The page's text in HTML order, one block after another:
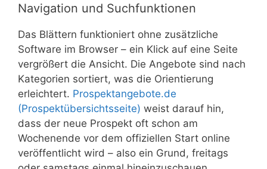
Navigation und Suchfunktionen
Das Blättern funktioniert ohne zusätzliche
Software im Browser – ein Klick auf eine Seite
vergrößert die Ansicht. Die Angebote sind nach
Kategorien sortiert, was die Orientierung
erleichtert. Prospektangebote.de
(Prospektübersichtsseite) weist darauf hin,
dass der neue Prospekt oft schon am
Wochenende vor dem offiziellen Start online
veröffentlicht wird – also ein Grund, freitags